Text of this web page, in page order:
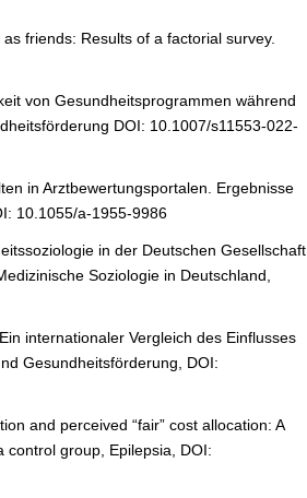
friends: Results of a factorial survey.
von Gesundheitsprogrammen während
DOI: 10.1007/s11553-022-
in Arztbewertungsportalen. Ergebnisse
10.1055/a-1955-9986
in der Deutschen Gesellschaft
Soziologie in Deutschland,
internationaler Vergleich des Einflusses
Gesundheitsförderung, DOI:
and perceived “fair” cost allocation: A
control group, Epilepsia, DOI: